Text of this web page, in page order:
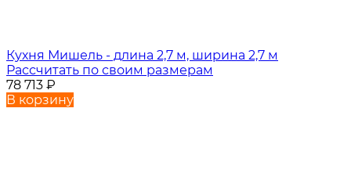
Кухня Мишель - длина 2,7 м, ширина 2,7 м
Рассчитать по своим размерам
78 713 ₽
В корзину